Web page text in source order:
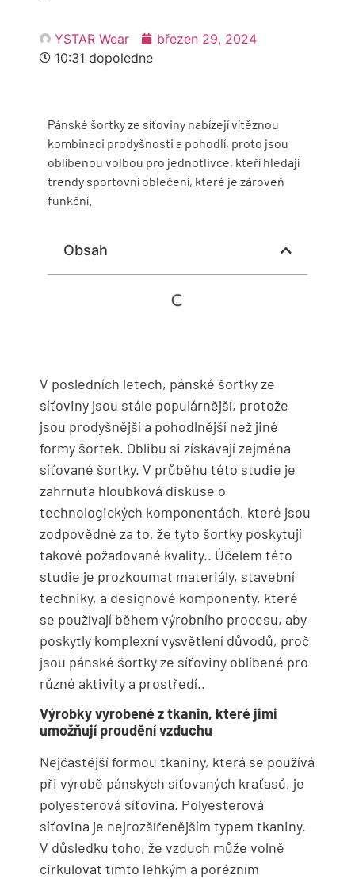
YSTAR Wear
březen 29, 2024
10:31 dopoledne
Pánské šortky ze síťoviny nabízejí vítěznou
kombinaci prodyšnosti a pohodlí, proto jsou
oblíbenou volbou pro jednotlivce, kteří hledají
trendy sportovní oblečení, které je zároveň
funkční.
Obsah
V posledních letech, pánské šortky ze
síťoviny jsou stále populárnější, protože
jsou prodyšnější a pohodlnější než jiné
formy šortek. Oblibu si získávají zejména
síťované šortky. V průběhu této studie je
zahrnuta hloubková diskuse o
technologických komponentách, které jsou
zodpovědné za to, že tyto šortky poskytují
takové požadované kvality.. Účelem této
studie je prozkoumat materiály, stavební
techniky, a designové komponenty, které
se používají během výrobního procesu, aby
poskytly komplexní vysvětlení důvodů, proč
jsou pánské šortky ze síťoviny oblíbené pro
různé aktivity a prostředí..
Výrobky vyrobené z tkanin, které jimi
umožňují proudění vzduchu
Nejčastější formou tkaniny, která se používá
při výrobě pánských síťovaných kraťasů, je
polyesterová síťovina. Polyesterová
síťovina je nejrozšířenějším typem tkaniny.
V důsledku toho, že vzduch může volně
cirkulovat tímto lehkým a porézním